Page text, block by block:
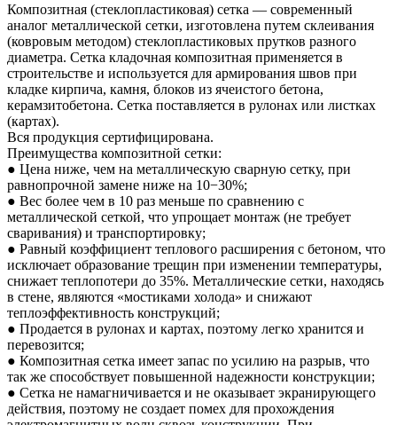
Композитная (стеклопластиковая) сетка — современный
аналог металлической сетки, изготовлена путем склеивания
(ковровым методом) стеклопластиковых прутков разного
диаметра. Сетка кладочная композитная применяется в
строительстве и используется для армирования швов при
кладке кирпича, камня, блоков из ячеистого бетона,
керамзитобетона. Сетка поставляется в рулонах или листках
(картах).
Вся продукция сертифицирована.
Преимущества композитной сетки:
● Цена ниже, чем на металлическую сварную сетку, при
равнопрочной замене ниже на 10−30%;
● Вес более чем в 10 раз меньше по сравнению с
металлической сеткой, что упрощает монтаж (не требует
сваривания) и транспортировку;
● Равный коэффициент теплового расширения с бетоном, что
исключает образование трещин при изменении температуры,
снижает теплопотери до 35%. Металлические сетки, находясь
в стене, являются «мостиками холода» и снижают
теплоэффективность конструкций;
● Продается в рулонах и картах, поэтому легко хранится и
перевозится;
● Композитная сетка имеет запас по усилию на разрыв, что
так же способствует повышенной надежности конструкции;
● Сетка не намагничивается и не оказывает экранирующего
действия, поэтому не создает помех для прохождения